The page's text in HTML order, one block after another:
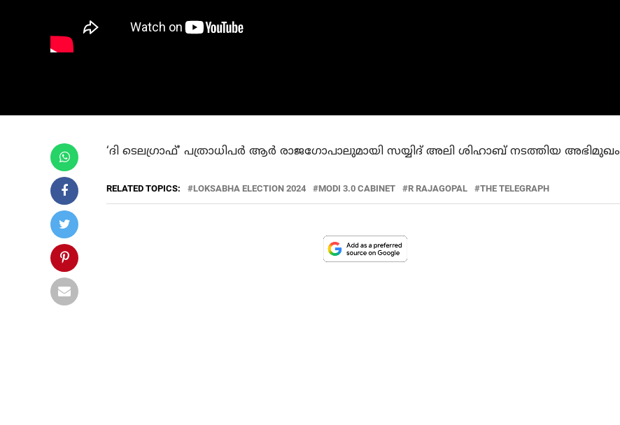
‘ദി ടെലഗ്രാഫ്’ പത്രാധിപർ ആർ രാജഗോപാലുമായി സയ്യിദ് അലി ശിഹാബ് നടത്തിയ അഭിമുഖം
RELATED TOPICS: LOKSABHA ELECTION 2024 MODI 3.0 CABINET R RAJAGOPAL THE TELEGRAPH